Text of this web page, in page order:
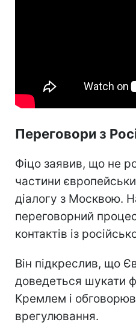
Переговори з
Фіцо заявив, що не
частини
діалогу з Москвою.
переговорний
контактів із
Він підкреслив, що
доведеться шукати
Кремлем і
врегулювання.